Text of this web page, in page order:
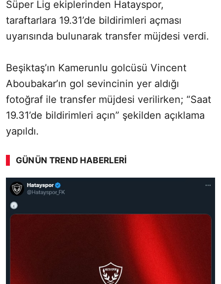
Süper Lig ekiplerinden Hatayspor,
taraftarlara 19.31’de bildirimleri açması
uyarısında bulunarak transfer müjdesi verdi.
Beşiktaş’ın Kamerunlu golcüsü Vincent
Aboubakar’ın gol sevincinin yer aldığı
fotoğraf ile transfer müjdesi verilirken; “Saat
19.31’de bildirimleri açın” şekilden açıklama
yapıldı.
GÜNÜN TREND HABERLERI
SÖZCÜ SON DAKİKA